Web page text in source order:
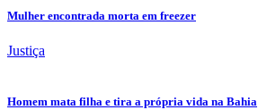
Mulher encontrada morta em freezer
Justiça
Homem mata filha e tira a própria vida na Bahia